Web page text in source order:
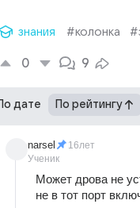
знания #колонка
0 9
дате По рейтингу
narsel
Ученик
16лет
Может дрова не
не в тот порт